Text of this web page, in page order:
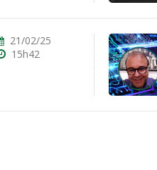
21/02/25
15h42